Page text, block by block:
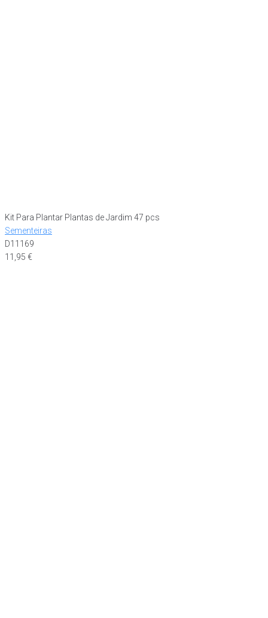
Kit Para Plantar Plantas de Jardim 47 pcs
Sementeiras
D11169
11,95 €